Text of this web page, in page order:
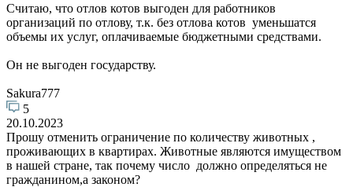
Считаю, что отлов котов выгоден для работников
организаций по отлову, т.к. без отлова котов уменьшатся
объемы их услуг, оплачиваемые бюджетными средствами.
Он не выгоден государству.
Sakura777
5
20.10.2023
Прошу отменить ограничение по количеству животных ,
проживающих в квартирах. Животные являются имуществом
в нашей стране, так почему число должно определяться не
гражданином,а законом?